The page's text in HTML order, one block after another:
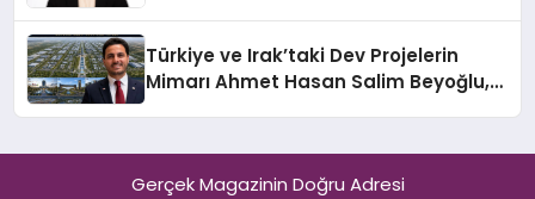
Türkiye ve Irak’taki Dev Projelerin
Mimarı Ahmet Hasan Salim Beyoğlu,
Hayata Geçirecek
Gerçek Magazinin Doğru Adresi